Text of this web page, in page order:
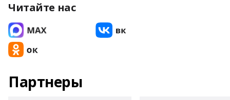
Читайте нас
Партнеры